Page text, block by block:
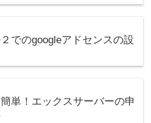
でのgoogleアドセンスの設
単！エックスサーバーの申